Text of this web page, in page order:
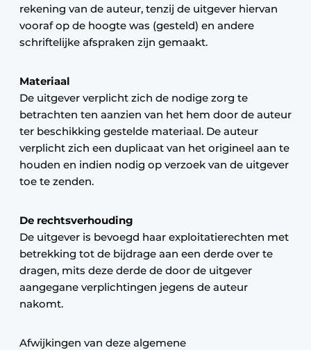
rekening van de auteur, tenzij de uitgever hiervan
vooraf op de hoogte was (gesteld) en andere
schriftelijke afspraken zijn gemaakt.
Materiaal
De uitgever verplicht zich de nodige zorg te
betrachten ten aanzien van het hem door de auteur
ter beschikking gestelde materiaal. De auteur
verplicht zich een duplicaat van het origineel aan te
houden en indien nodig op verzoek van de uitgever
toe te zenden.
De rechtsverhouding
De uitgever is bevoegd haar exploitatierechten met
betrekking tot de bijdrage aan een derde over te
dragen, mits deze derde de door de uitgever
aangegane verplichtingen jegens de auteur
nakomt.
Afwijkingen van deze algemene